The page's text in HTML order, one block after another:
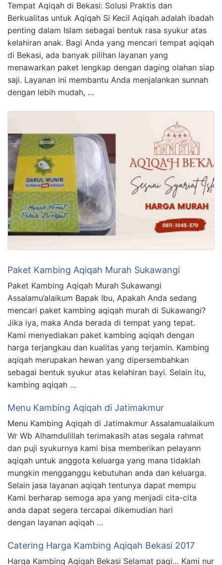
Tempat Aqiqah di Bekasi: Solusi Praktis dan
Berkualitas untuk Aqiqah Si Kecil Aqiqah adalah ibadah
penting dalam Islam sebagai bentuk rasa syukur atas
kelahiran anak. Bagi Anda yang mencari tempat aqiqah
di Bekasi, ada banyak pilihan layanan yang
menawarkan paket lengkap dengan daging olahan siap
saji. Layanan ini membantu Anda menjalankan sunnah
dengan lebih mudah, …
Paket Kambing Aqiqah Murah Sukawangi
Paket Kambing Aqiqah Murah Sukawangi
Assalamu’alaikum Bapak Ibu, Apakah Anda sedang
mencari paket kambing aqiqah murah di Sukawangi?
Jika iya, maka Anda berada di tempat yang tepat.
Kami menyediakan paket kambing aqiqah dengan
harga terjangkau dan kualitas yang terjamin. Kambing
aqiqah merupakan hewan yang dipersembahkan
sebagai bentuk syukur atas kelahiran bayi. Selain itu,
kambing aqiqah …
Menu Kambing Aqiqah di Jatimakmur
Menu Kambing Aqiqah di Jatimakmur Assalamualaikum
Wr Wb Alhamdulillah terimakasih atas segala rahmat
dan puji syukurnya kami bisa memberikan pelayann
aqiqah untuk anggota keluarga yang mana tidaklah
mungkin mengganggu kebutuhan anda dan keluarga.
Selain jasa layanan aqiqah tentunya dapat mempu
Kami berharap semoga apa yang menjadi cita-cita
anda dapat segera tercapai dikemudian hari
dengan layanan aqiqah …
Catering Harga Kambing Aqiqah Bekasi 2017
Harga Kambing Aqiqah Bekasi Selamat pagi… Kami nur